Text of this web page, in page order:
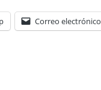
Correo electrónico